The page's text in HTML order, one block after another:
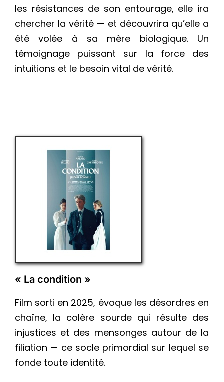
les résistances de son entourage, elle ira
chercher la vérité — et découvrira qu’elle a
été volée à sa mère biologique. Un
témoignage puissant sur la force des
intuitions et le besoin vital de vérité.
« La condition »
Film sorti en 2025, évoque les désordres en
chaîne, la colère sourde qui résulte des
injustices et des mensonges autour de la
filiation — ce socle primordial sur lequel se
fonde toute identité.